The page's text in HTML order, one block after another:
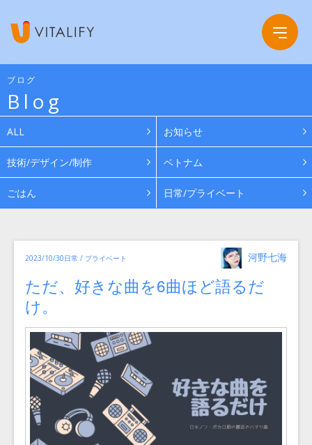
Company
会社概要
グループ会社
Service
Work
News
Recruit
Contact
ブログ
Blog
ALL お知らせ
技術/デザイン/制作 ベトナム
ごはん 日常/プライベート
投
稿
河野七海
投
日:
2023/10/30カ
テ
日常 / プライベート
ただ、好きな曲を6曲ほど語るだ
け。